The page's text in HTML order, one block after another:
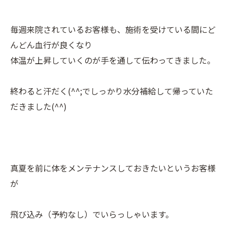
毎週来院されているお客様も、施術を受けている間にど
んどん血行が良くなり
体温が上昇していくのが手を通して伝わってきました。
終わると汗だく(^^;でしっかり水分補給して帰っていた
だきました(^^)
真夏を前に体をメンテナンスしておきたいというお客様
が
飛び込み（予約なし）でいらっしゃいます。